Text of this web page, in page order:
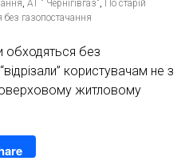
АТ " Чернігівгаз"
По старій
газопостачання
обходяться без
користувачам не з
житловому